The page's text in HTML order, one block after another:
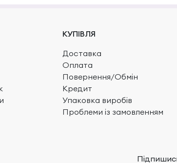
КУПІВЛЯ
Доставка
Оплата
Повернення/Обмін
Кредит
Упаковка виробів
Проблеми із замовленням